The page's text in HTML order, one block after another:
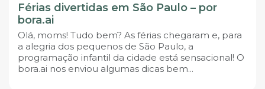
Férias divertidas em São Paulo – por
bora.ai
Olá, moms! Tudo bem? As férias chegaram e, para
a alegria dos pequenos de São Paulo, a
programação infantil da cidade está sensacional! O
bora.ai nos enviou algumas dicas bem...